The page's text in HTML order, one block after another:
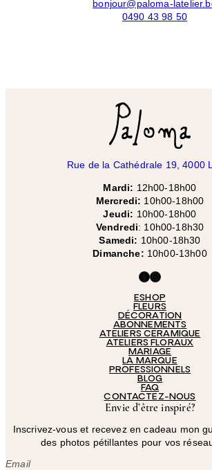
bonjour@paloma-
0490 43 98 50
Rue de la Cathédrale 19, 4000
Mardi: 12h00-18h00
Mercredi: 10h00-18h00
Jeudi: 10h00-18h00
Vendredi: 10h00-18h30
Samedi: 10h00-18h30
Dimanche: 10h00-13h00
Facebook Instagram
ESHOP
FLEURS
DÉCORATION
ABONNEMENTS
ATELIERS CÉRAMIQUE
ATELIERS FLORAUX
MARIAGE
LA MARQUE
PROFESSIONNELS
BLOG
FAQ
CONTACTEZ-NOUS
Envie d’être inspiré?
Inscrivez-vous et recevez en cadeau mon
des photos pétillantes pour vos